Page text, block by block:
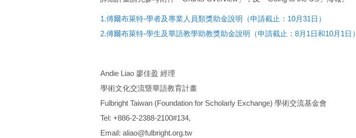
1.傅爾布萊特-學者及專業人員類獎助金說明（申請截止：10月31日）
2.傅爾布萊特-學生及華語教學助教獎助金說明（申請截止：8月1日和10月1日）
Andie Liao 廖佳盈 經理
學術文化交流暨華語教育計畫
Fulbright Taiwan (Foundation for Scholarly Exchange) 學術交流基金會
Tel: +886-2-2388-2100#134,
Email: aliao@fulbright.org.tw